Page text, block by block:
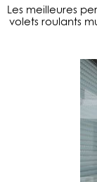
Les meilleures
volets roulants